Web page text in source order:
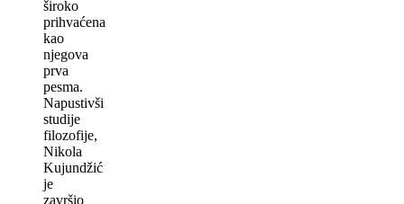
široko
prihvaćena
kao
njegova
prva
pesma.
Napustivši
studije
filozofije,
Nikola
Kujundžić
je
završio